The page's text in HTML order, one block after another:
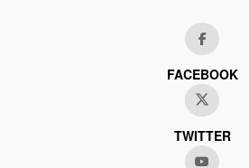
FACEBOOK
TWITTER